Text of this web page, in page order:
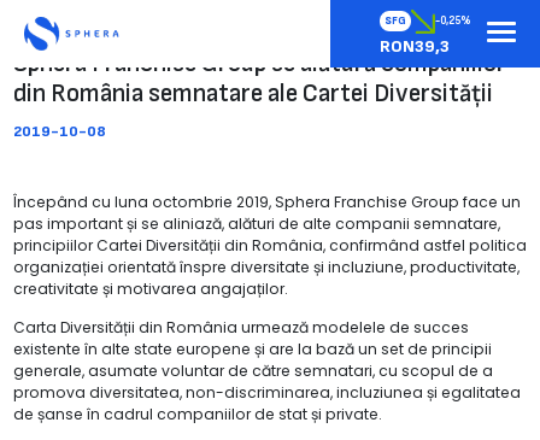
SFG -0,25%
RON39,3
Sphera Franchise Group se alătură companiilor
din România semnatare ale Cartei Diversității
2019-10-08
Începând cu luna octombrie 2019, Sphera Franchise Group face un
pas important și se aliniază, alături de alte companii semnatare,
principiilor Cartei Diversității din România, confirmând astfel politica
organizației orientată înspre diversitate și incluziune, productivitate,
creativitate și motivarea angajaților.
Carta Diversității din România urmează modelele de succes
existente în alte state europene și are la bază un set de principii
generale, asumate voluntar de către semnatari, cu scopul de a
promova diversitatea, non-discriminarea, incluziunea și egalitatea
de șanse în cadrul companiilor de stat și private.